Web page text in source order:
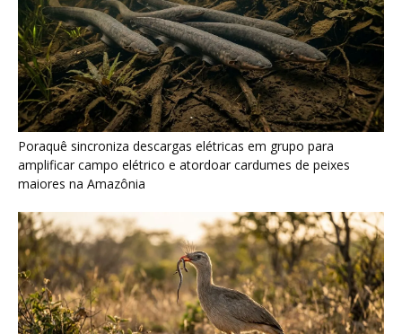
Seriema combina corridas em alta velocidade e arremessos
contra rochas para imobilizar serpentes peçonhentas no
cerrado